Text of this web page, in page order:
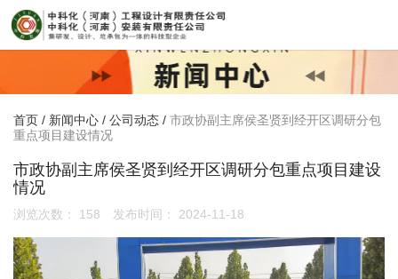
首页 / 新闻中心 / 公司动态 / 市政协副主席侯圣贤到经开区调研分包
重点项目建设情况
市政协副主席侯圣贤到经开区调研分包重点项目建设
情况
浏览次数： 158 发布时间： 2024-11-18